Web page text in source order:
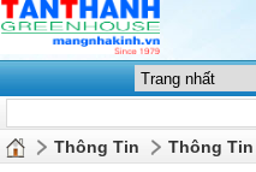
Thông Tin Thông Tin